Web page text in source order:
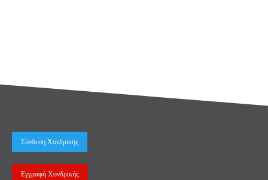
Σύνδεση Χονδρικής
Εγγραφή Χονδρικής